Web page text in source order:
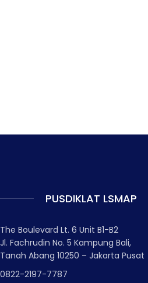
PUSDIKLAT LSMAP
The Boulevard Lt. 6 Unit B1-B2
Jl. Fachrudin No. 5 Kampung Bali,
Tanah Abang 10250 – Jakarta Pusat
0822-2197-7787